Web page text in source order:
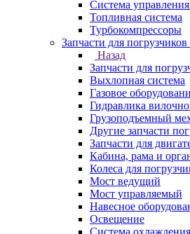
Система
Топливная система
Турбокомпрессоры
Запчасти для погрузчиков
Назад
Запчасти для
Выхлопная система
Газовое
Гидравлика
Грузоподъемный
Другие запчасти
Запчасти для
Кабина, рама и
Колеса для
Мост ведущий
Мост управляемый
Навесное
Освещение
Система